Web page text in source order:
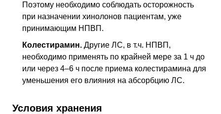
Поэтому необходимо соблюдать осторожность
при назначении хинолонов пациентам, уже
принимающим НПВП .
Колестирамин. Другие ЛС, в т.ч. НПВП ,
необходимо применять по крайней мере за 1 ч до
или через 4–6 ч после приема колестирамина для
уменьшения его влияния на абсорбцию ЛС.
Условия хранения